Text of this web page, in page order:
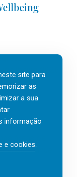
aos
2026.
áreas de
Manuel
site para
as
a sua
informação
e cookies.